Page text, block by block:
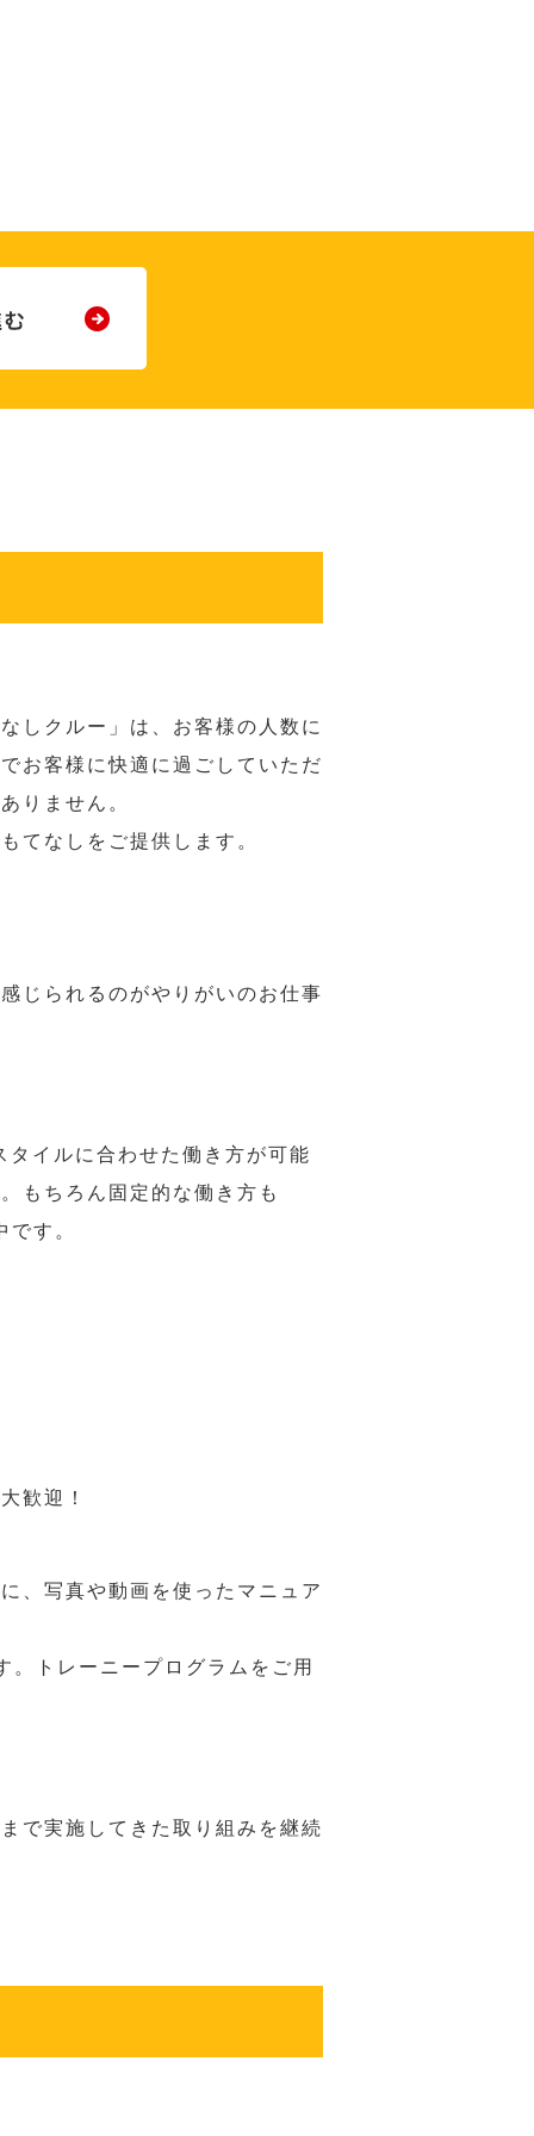
しクルー」は、お客様の人数に
お客様に快適に過ごしていただ
りません。
てなしをご提供します。
じられるのがやりがいのお仕事
イルに合わせた働き方が可能
もちろん固定的な働き方も
す。
歓迎！
、写真や動画を使ったマニュア
。トレーニープログラムをご用
で実施してきた取り組みを継続